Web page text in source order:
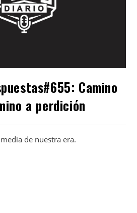
Camino
a perdición
de nuestra era.